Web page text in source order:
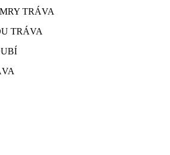
TRÁVA
TRÁVA